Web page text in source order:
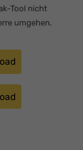
Tool nicht
umgehen.